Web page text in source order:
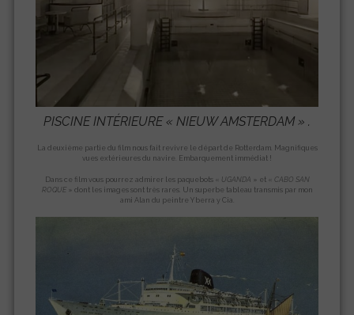
PISCINE INTÉRIEURE « NIEUW AMSTERDAM » .
La deuxième partie du film nous fait revivre le départ de Rotterdam. Magnifiques
vues extérieures du navire. Embarquement immédiat !
Dans ce film vous pourrez admirer les paquebots « UGANDA » et « CABO SAN
ROQUE» dont les images sont très rares. Un superbe tableau transmis par mon
ami Alan du peintre Yberra y Cia.